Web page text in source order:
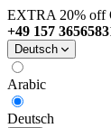
EXTRA 20% off
+49 157
Deutsch
Arabic
Deutsch